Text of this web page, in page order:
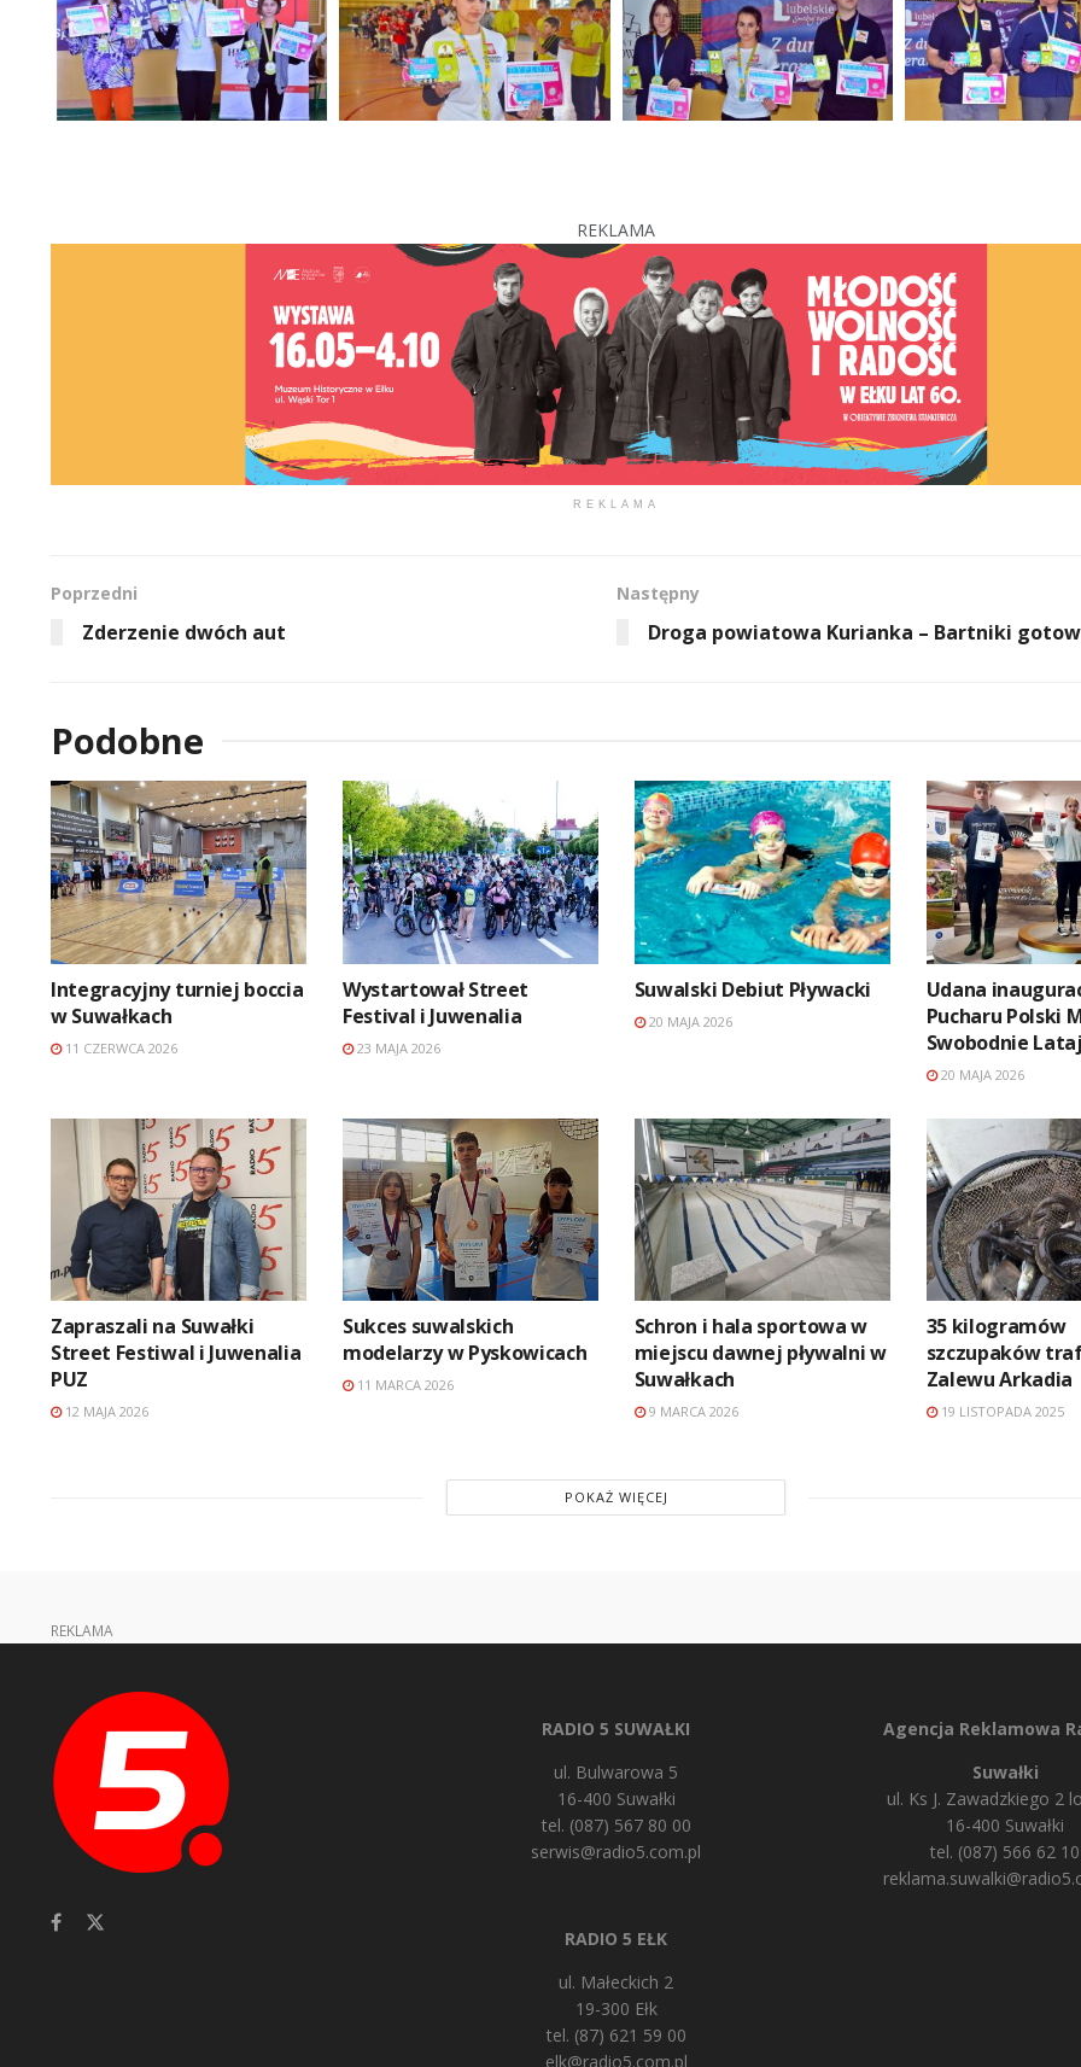
REKLAMA
REKLAMA
Poprzedni
Zderzenie dwóch aut
Następny
Droga powiatowa Kurianka – Bartniki
Podobne
Integracyjny turniej boccia
w Suwałkach
11 CZERWCA 2026
Wystartował Street
Festival i Juwenalia
23 MAJA 2026
Suwalski Debiut Pływacki
20 MAJA 2026
Udana
Pucharu Polski
Swobodnie
20 MAJA 2026
Zapraszali na Suwałki
Street Festiwal i Juwenalia
PUZ
12 MAJA 2026
Sukces suwalskich
modelarzy w Pyskowicach
11 MARCA 2026
Schron i hala sportowa w
miejscu dawnej pływalni w
Suwałkach
9 MARCA 2026
35 kilogramów
szczupaków
Zalewu Arkadia
19 LISTOPADA 2025
POKAŻ WIĘCEJ
REKLAMA
RADIO 5 SUWAŁKI
ul. Bulwarowa 5
16-400 Suwałki
tel. (087) 567 80 00
serwis@radio5.com.pl
RADIO 5 EŁK
ul. Małeckich 2
19-300 Ełk
tel. (87) 621 59 00
elk@radio5.com.pl
Agencja Reklamowa
Suwałki
ul. Ks J. Zawadzkiego 2
16-400 Suwałki
tel. (087) 566 62 10